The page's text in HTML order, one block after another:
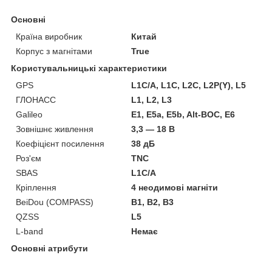
Основні
Країна виробник
Китай
Корпус з магнітами
True
Користувальницькі характеристики
GPS
L1C/A, L1C, L2C, L2P(Y), L5
ГЛОНАСС
L1, L2, L3
Galileo
E1, E5a, E5b, Alt-BOC, E6
Зовнішнє живлення
3,3 — 18 В
Коефіцієнт посилення
38 дБ
Роз'єм
TNC
SBAS
L1C/A
Кріплення
4 неодимові магніти
BeiDou (COMPASS)
B1, B2, B3
QZSS
L5
L-band
Немає
Основні атрибути